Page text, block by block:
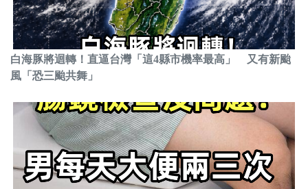
白海豚將迴轉！直逼台灣「這4縣市機率最高」 又有新颱
風「恐三颱共舞」